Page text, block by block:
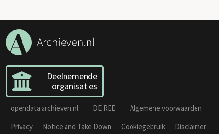
Deelnemende
organisaties
opendata.archieven.nl DE REE
Algemene voorwaarden
Privacy
Notice and Take Down Cookiegebruik
Disclaimer